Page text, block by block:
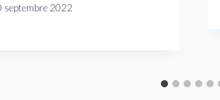
septembre 2022